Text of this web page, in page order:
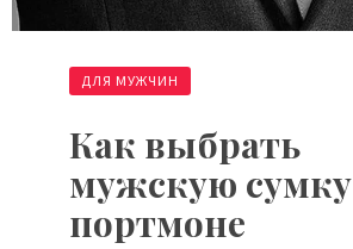
ДЛЯ МУЖЧИН
Как выбрать
мужскую
портмоне